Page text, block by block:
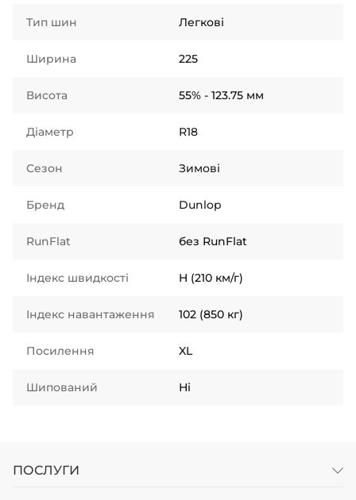
Тип шин Легкові
Ширина 225
Висота 55% - 123.75 мм
Діаметр R18
Сезон Зимові
Бренд Dunlop
RunFlat без RunFlat
Індекс швидкості H (210 км/г)
Індекс навантаження 102 (850 кг)
Посилення XL
Шипований Ні
ПОСЛУГИ